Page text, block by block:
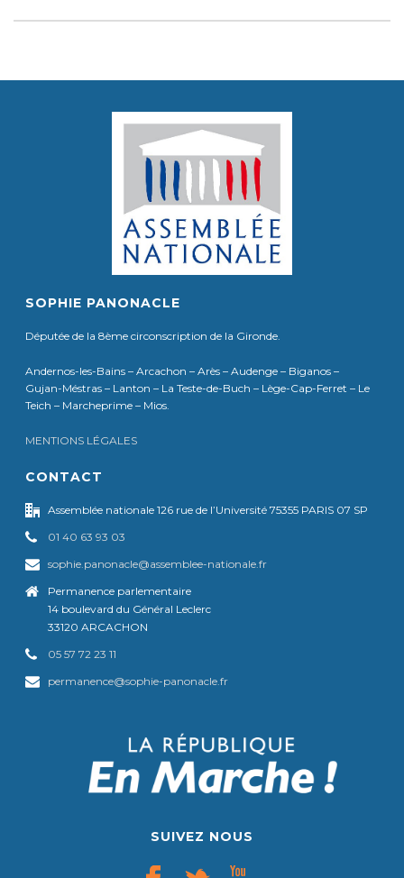
SOPHIE PANONACLE
Députée de la 8ème circonscription de la Gironde.
Andernos-les-Bains – Arcachon – Arès – Audenge – Biganos –
Gujan-Méstras – Lanton – La Teste-de-Buch – Lège-Cap-Ferret – Le
Teich – Marcheprime – Mios.
MENTIONS LÉGALES
CONTACT
Assemblée nationale 126 rue de l’Université 75355 PARIS 07 SP
01 40 63 93 03
sophie.panonacle@assemblee-nationale.fr
Permanence parlementaire
14 boulevard du Général Leclerc
33120 ARCACHON
05 57 72 23 11
permanence@sophie-panonacle.fr
SUIVEZ NOUS